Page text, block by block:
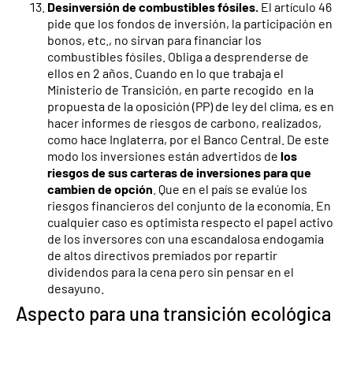
Desinversión de combustibles fósiles. El artículo 46
pide que los fondos de inversión, la participación en
bonos, etc., no sirvan para financiar los
combustibles fósiles. Obliga a desprenderse de
ellos en 2 años. Cuando en lo que trabaja el
Ministerio de Transición, en parte recogido en la
propuesta de la oposición (PP) de ley del clima, es en
hacer informes de riesgos de carbono, realizados,
como hace Inglaterra, por el Banco Central. De este
modo los inversiones están advertidos de los
riesgos de sus carteras de inversiones para que
cambien de opción . Que en el país se evalúe los
riesgos financieros del conjunto de la economía. En
cualquier caso es optimista respecto el papel activo
de los inversores con una escandalosa endogamia
de altos directivos premiados por repartir
dividendos para la cena pero sin pensar en el
desayuno.
Aspecto para una transición ecológica